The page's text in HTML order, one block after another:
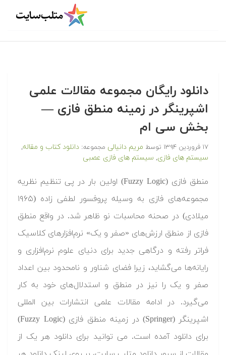
دانلود رایگان مجموعه مقالات علمی
اشپرینگر در زمینه منطق فازی —
بخش سی ام
۱۷ فروردین ۱۳۹۴ توسط مریم دانیالی مجموعه: دانلود کتاب و مقاله,
سیستم های فازی, سیستم های فازی عصبی
منطق فازی (Fuzzy Logic) اولین بار در پی تنظیم نظریه
مجموعه‌های فازی به وسیله پروفسور لطفی زاده (۱۹۶۵
میلادی) در صحنه محاسبات نو ظاهر شد. در واقع منطق
فازی از منطق ارزش‌های «صفر و یک» نرم‌افزارهای کلاسیک
فراتر رفته و درگاهی جدید برای دنیای علوم نرم‌افزاری و
رایانه‌ها می‌گشاید، زیرا فضای شناور و نامحدود بین اعداد
صفر و یک را نیز در منطق و استدلال‌های خود به کار
می‌گیرد. در ادامه مقالات علمی انتشارات بین المللی
اشپرینگر (Springer) در زمینه منطق فازی (Fuzzy Logic)
برای دانلود آمده است. می توانید برای دانلود هر یک از